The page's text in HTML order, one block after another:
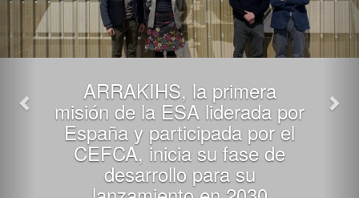
ARRAKIHS, la primera
misión de la ESA liderada por
España y participada por el
CEFCA, inicia su fase de
desarrollo para su